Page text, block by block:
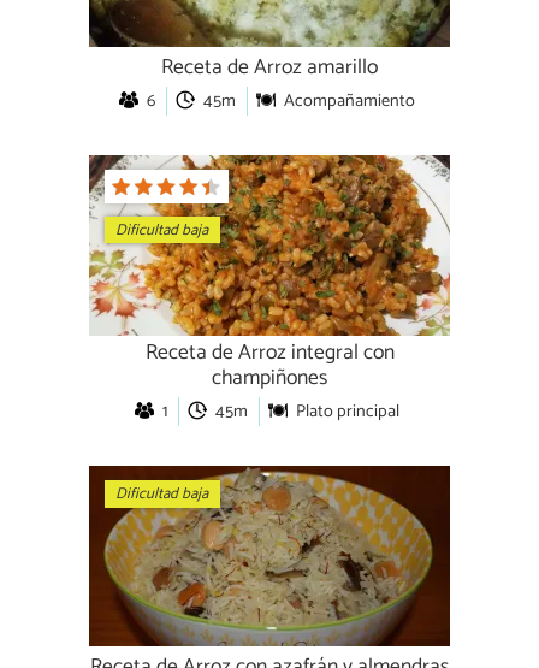
Receta de Arroz amarillo
6 45m Acompañamiento
Dificultad baja
Receta de Arroz integral con
champiñones
1 45m Plato principal
Dificultad baja